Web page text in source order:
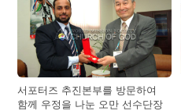
서포터즈 추진본부를 방문하여
함께 우정을 나눈 오만 선수단장